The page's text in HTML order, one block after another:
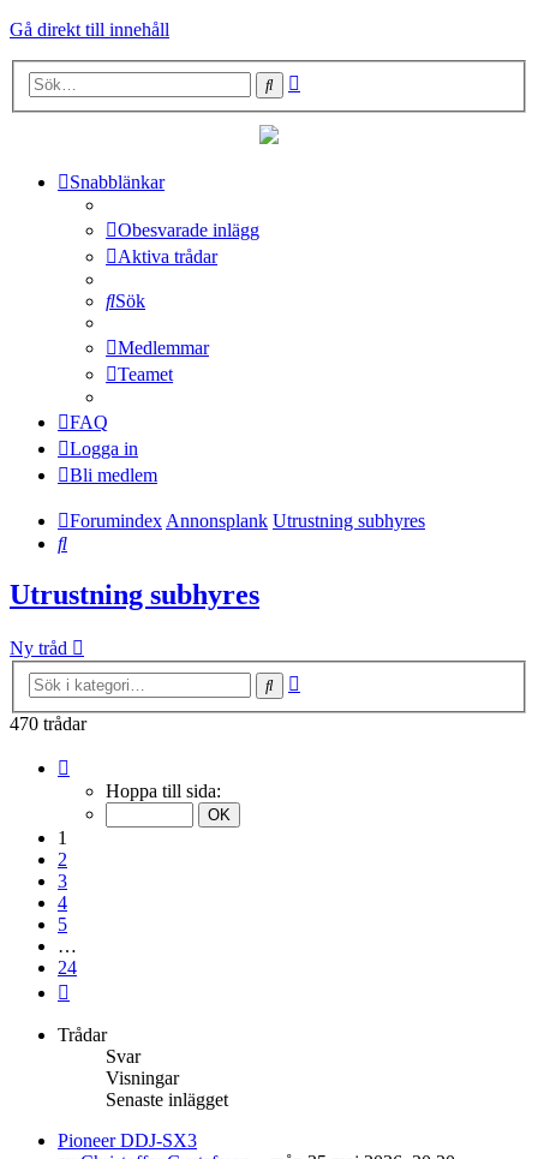
Gå direkt till innehåll
Sök
Snabblänkar
Obesvarade inlägg
Aktiva trådar
Sök
Medlemmar
Teamet
FAQ
Logga in
Bli medlem
Forumindex Annonsplank Utrustning subhyres
Sök
Utrustning subhyres
Ny tråd
Sök
470 trådar
Hoppa till sida:
1
2
3
4
5
…
24
Trådar
Svar
Visningar
Senaste inlägget
Pioneer DDJ-SX3